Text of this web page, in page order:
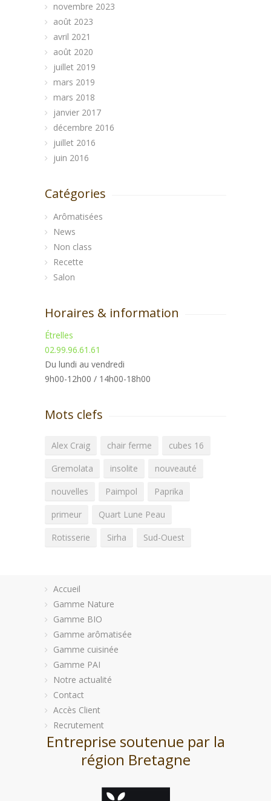
novembre 2023
août 2023
avril 2021
août 2020
juillet 2019
mars 2019
mars 2018
janvier 2017
décembre 2016
juillet 2016
juin 2016
Catégories
Arômatisées
News
Non class
Recette
Salon
Horaires & information
Étrelles
02.99.96.61.61
Du lundi au vendredi
9h00-12h00 / 14h00-18h00
Mots clefs
Alex Craig chair ferme
cubes 16
Gremolata
insolite
nouveauté
nouvelles
Paimpol
Paprika
primeur
Quart Lune Peau
Rotisserie
Sirha Sud-Ouest
Accueil
Gamme Nature
Gamme BIO
Gamme arômatisée
Gamme cuisinée
Gamme PAI
Notre actualité
Contact
Accès Client
Recrutement
Entreprise soutenue par la
région Bretagne